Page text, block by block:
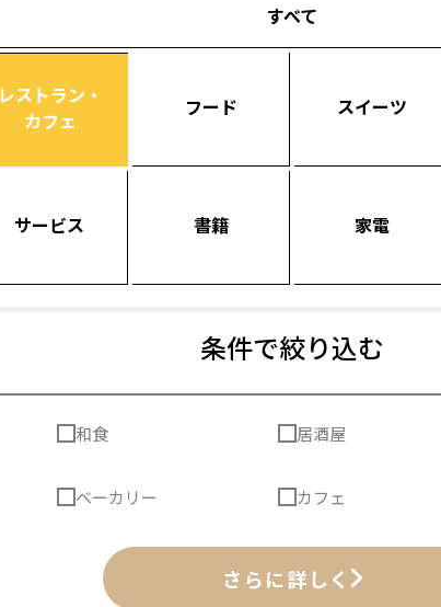
すべて
レストラン・
カフェ
フード スイーツ
サービス 書籍 家電
条件で絞り込む
和食 居酒屋
ベーカリー カフェ
さらに詳しく